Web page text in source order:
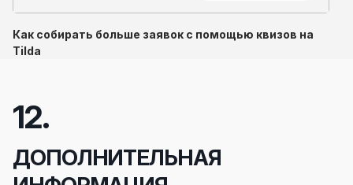
Как собирать больше заявок с помощью квизов на
Tilda
12.
ДОПОЛНИТЕЛЬНАЯ